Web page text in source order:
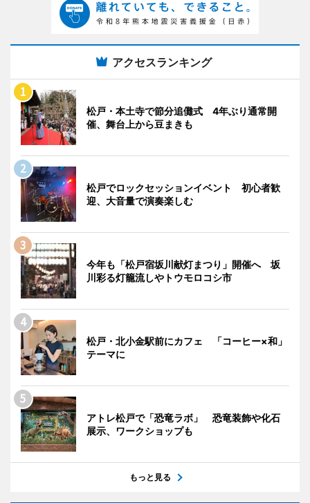
アクセスランキング
松戸・本土寺で節分追儺式 4年ぶり通常開
催、舞台上から豆まきも
松戸でロックセッションイベント 初心者歓
迎、大音量で演奏楽しむ
今年も「松戸宿坂川献灯まつり」開催へ 坂
川彩る灯籠流しやトウモロコシ市
松戸・北小金駅前にカフェ 「コーヒー×和」
テーマに
アトレ松戸で「恐竜ラボ」 恐竜装飾や化石
展示、ワークショップも
もっと見る